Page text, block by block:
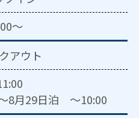
～
アウト
8月29日泊 ～10:00